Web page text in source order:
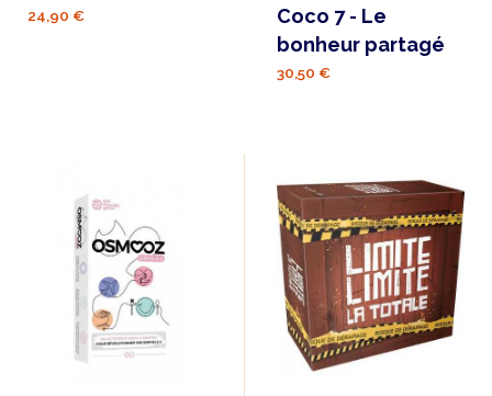
24,90 €
Coco 7 - Le
bonheur partagé
30,50 €